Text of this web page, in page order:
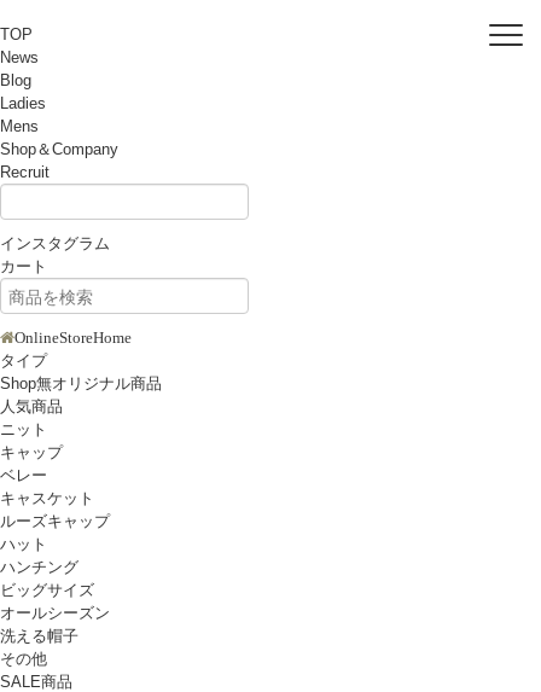
TOP
News
Blog
Ladies
Mens
Shop＆Company
Recruit
インスタグラム
カート
OnlineStoreHome
タイプ
Shop無オリジナル商品
人気商品
ニット
キャップ
ベレー
キャスケット
ルーズキャップ
ハット
ハンチング
ビッグサイズ
オールシーズン
洗える帽子
その他
SALE商品